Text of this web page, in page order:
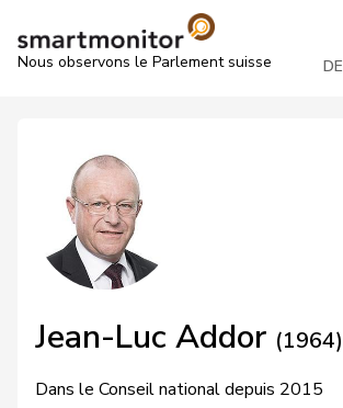
Nous observons le Parlement suisse DE
Jean-Luc Addor (1964)
Dans le Conseil national depuis 2015